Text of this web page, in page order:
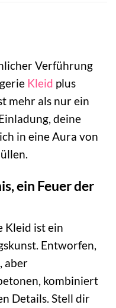
Verführung
Kleid plus
mehr als nur ein
deine
in eine Aura von
ein Feuer der
Kleid ist ein
Entworfen,
aber
kombiniert
Details. Stell dir